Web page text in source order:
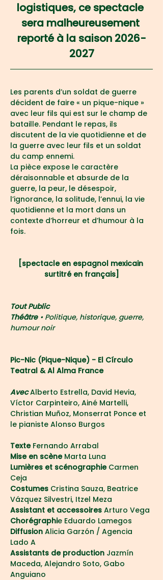
logistiques, ce spectacle
sera malheureusement
reporté à la saison 2026-
2027
Les parents d’un soldat de guerre
décident de faire « un pique-nique »
avec leur fils qui est sur le champ de
bataille. Pendant le repas, ils
discutent de la vie quotidienne et de
la guerre avec leur fils et un soldat
du camp ennemi.
La pièce expose le caractère
déraisonnable et absurde de la
guerre, la peur, le désespoir,
l’ignorance, la solitude, l’ennui, la vie
quotidienne et la mort dans un
contexte d’horreur et d’humour à la
fois.
[spectacle en espagnol mexicain
surtitré en français]
Tout Public
Théâtre • Politique, historique, guerre,
humour noir
Pic-Nic (Pique-Nique) - El Círculo
Teatral & Al Alma France
Avec Alberto Estrella, David Hevia,
Víctor Carpinteiro, Ainé Martelli,
Christian Muñoz, Monserrat Ponce et
le pianiste Alonso Burgos
Texte Fernando Arrabal
Mise en scène Marta Luna
Lumières et scénographie Carmen
Ceja
Costumes Cristina Sauza, Beatrice
Vázquez Silvestri, Itzel Meza
Assistant et accessoires Arturo Vega
Chorégraphie Eduardo Lamegos
Diffusion Alicia Garzón / Agencia
Lado A
Assistants de production Jazmín
Maceda, Alejandro Soto, Gabo
Anguiano